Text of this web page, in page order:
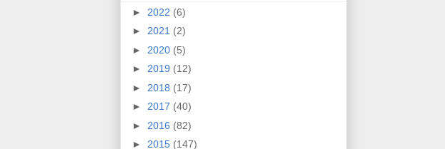
► 2022 (6)
► 2021 (2)
► 2020 (5)
► 2019 (12)
► 2018 (17)
► 2017 (40)
► 2016 (82)
► 2015 (147)